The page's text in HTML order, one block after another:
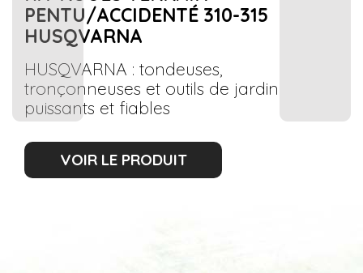
PENTU/ACCIDENTÉ 310-315
HUSQVARNA
HUSQVARNA : tondeuses,
tronçonneuses et outils de jardin
puissants et fiables
VOIR LE PRODUIT